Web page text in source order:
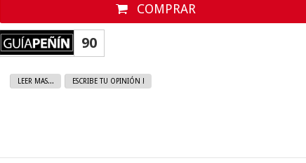
COMPRAR
90
LEER MAS... ESCRIBE TU OPINIÓN !